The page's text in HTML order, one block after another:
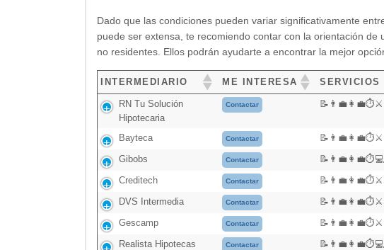
Dado que las condiciones pueden variar significativamente
puede ser extensa, te recomiendo contar con la orientación
no residentes. Ellos podrán ayudarte a encontrar la mejor
INTERMEDIARIO ME INTERESA SERVICIOS
RN Tu Solución
Hipotecaria
Contactar
Bayteca Contactar
Gibobs
Contactar
Creditech
Contactar
DVS Intermedia
Contactar
Gescamp
Contactar
Realista Hipotecas
Contactar